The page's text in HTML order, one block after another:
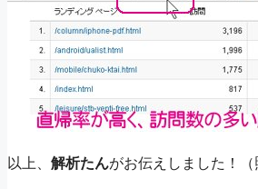
以上、 解析たんがお伝えしました！（